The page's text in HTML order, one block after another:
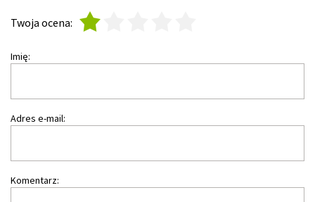
Twoja ocena:
Imię:
Adres e-mail:
Komentarz: